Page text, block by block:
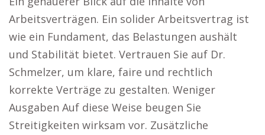
Arbeitsverträgen. Ein solider Arbeitsvertrag ist
wie ein Fundament, das Belastungen aushält
und Stabilität bietet. Vertrauen Sie auf Dr.
Schmelzer, um klare, faire und rechtlich
korrekte Verträge zu gestalten. Weniger
Ausgaben Auf diese Weise beugen Sie
Streitigkeiten wirksam vor. Zusätzliche